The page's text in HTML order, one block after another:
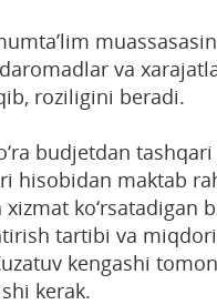
va
roziligini beradi.
budjetdan tashqari
hisobidan maktab
xizmat ko‘rsatadigan
tartibi va
kengashi
kerak.